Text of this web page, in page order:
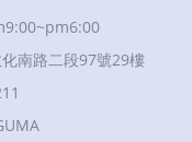
南路二段97號29樓